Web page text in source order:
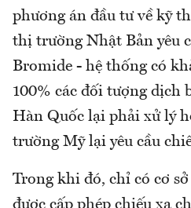
phương án đầu tư về kỹ
thị trường Nhật Bản yêu
Bromide - hệ thống có
100% các đối tượng dịch
Hàn Quốc lại phải xử lý
trường Mỹ lại yêu cầu
Trong khi đó, chỉ có cơ
được cấp phép chiếu xạ